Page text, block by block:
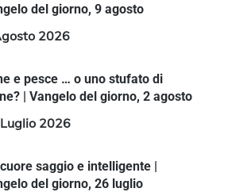
del giorno, 9 agosto
2026
e pesce … o uno stufato di
| Vangelo del giorno, 2 agosto
2026
saggio e intelligente |
del giorno, 26 luglio